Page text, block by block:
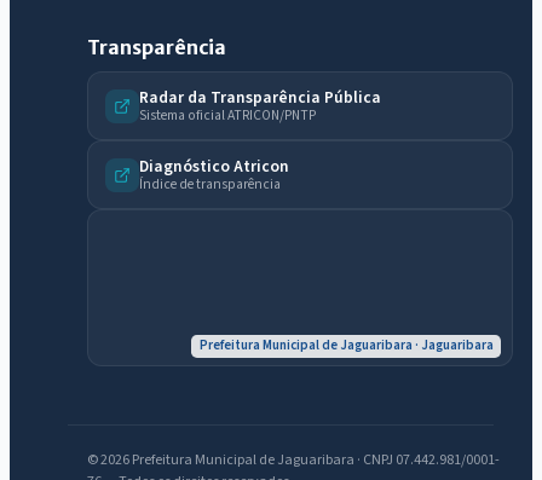
Transparência
Radar da Transparência Pública
Sistema oficial ATRICON/PNTP
Diagnóstico Atricon
Índice de transparência
Prefeitura Municipal de Jaguaribara · Jaguaribara
© 2026 Prefeitura Municipal de Jaguaribara · CNPJ 07.442.981/0001-